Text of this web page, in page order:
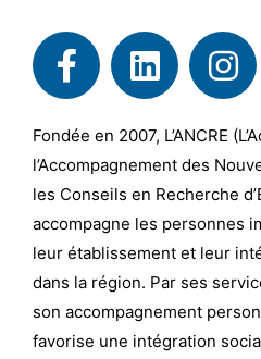
Fondée en 2007, L’ANCRE
l’Accompagnement des
les Conseils en Recherche
accompagne les personnes
leur établissement et leur
dans la région. Par ses
son accompagnement
favorise une intégration